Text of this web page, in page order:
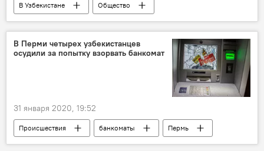
В Узбекистане
Общество
детский сад
Строительство
Ташкентская область
Узбекистан
Агриппина Шин
В Перми четырех узбекистанцев
осудили за попытку взорвать банкомат
31 января 2020, 19:52
Происшествия банкоматы
Пермь
Россия
Узбекистанцы